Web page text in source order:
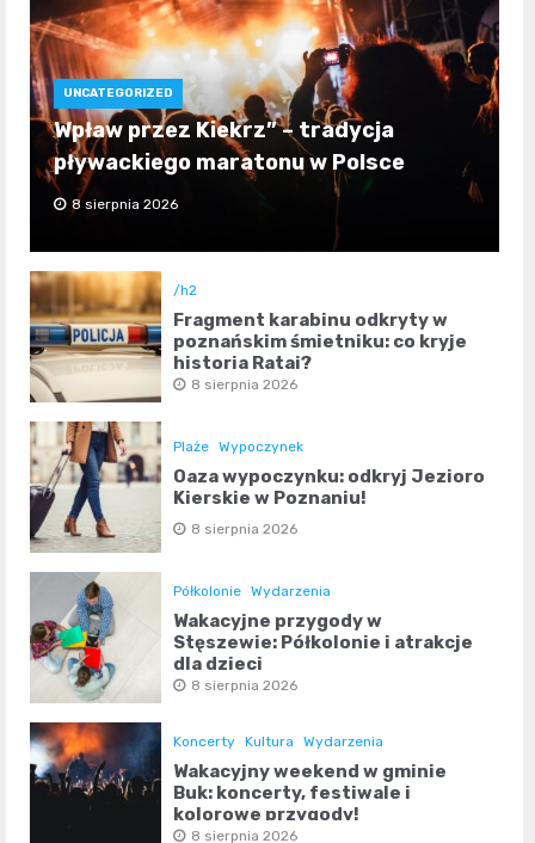
UNCATEGORIZED
Wpław przez Kiekrz” – tradycja
pływackiego maratonu w Polsce
8 sierpnia 2026
/h2
Fragment karabinu odkryty w
poznańskim śmietniku: co kryje
historia Rataj?
8 sierpnia 2026
Plaże Wypoczynek
Oaza wypoczynku: odkryj Jezioro
Kierskie w Poznaniu!
8 sierpnia 2026
Półkolonie Wydarzenia
Wakacyjne przygody w
Stęszewie: Półkolonie i atrakcje
dla dzieci
8 sierpnia 2026
Koncerty Kultura Wydarzenia
Wakacyjny weekend w gminie
Buk: koncerty, festiwale i
kolorowe przygody!
8 sierpnia 2026